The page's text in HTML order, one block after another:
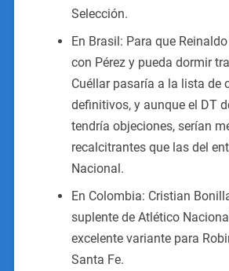
Selección.
En Brasil: Para que
con Pérez y pueda dormir
Cuéllar pasaría a la lista de
definitivos, y aunque el DT
tendría objeciones, serían
recalcitrantes que las del
Nacional.
En Colombia: Cristian
suplente de Atlético
excelente variante para
Santa Fe.